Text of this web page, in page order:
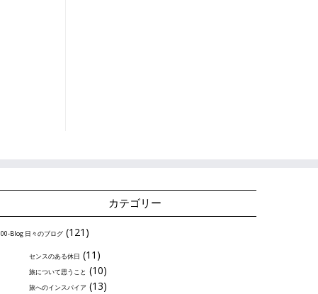
カテゴリー
00-Blog 日々のブログ (121)
センスのある休日 (11)
旅について思うこと (10)
旅へのインスパイア (13)